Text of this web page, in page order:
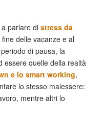
parlare di stress da
delle vacanze e al
di pausa, la
essere quelle della realtà
e lo smart working,
lo stesso malessere:
mentre altri lo